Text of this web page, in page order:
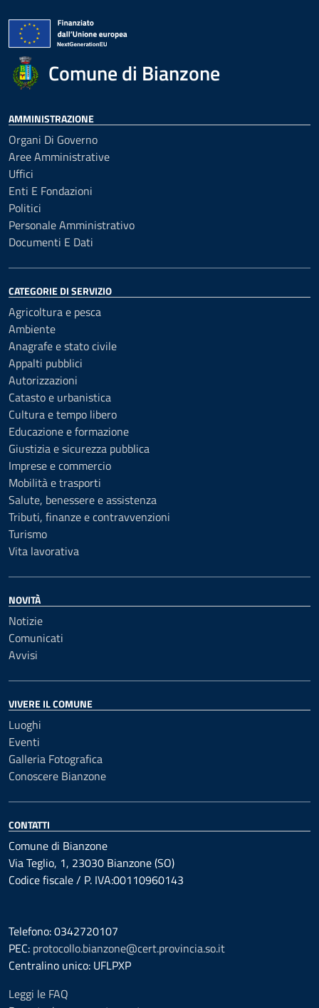
Comune di Bianzone
AMMINISTRAZIONE
Organi Di Governo
Aree Amministrative
Uffici
Enti E Fondazioni
Politici
Personale Amministrativo
Documenti E Dati
CATEGORIE DI SERVIZIO
Agricoltura e pesca
Ambiente
Anagrafe e stato civile
Appalti pubblici
Autorizzazioni
Catasto e urbanistica
Cultura e tempo libero
Educazione e formazione
Giustizia e sicurezza pubblica
Imprese e commercio
Mobilità e trasporti
Salute, benessere e assistenza
Tributi, finanze e contravvenzioni
Turismo
Vita lavorativa
NOVITÀ
Notizie
Comunicati
Avvisi
VIVERE IL COMUNE
Luoghi
Eventi
Galleria Fotografica
Conoscere Bianzone
CONTATTI
Comune di Bianzone
Via Teglio, 1, 23030 Bianzone (SO)
Codice fiscale / P. IVA:00110960143
Telefono: 0342720107
PEC: protocollo.bianzone@cert.provincia.so.it
Centralino unico: UFLPXP
Leggi le FAQ